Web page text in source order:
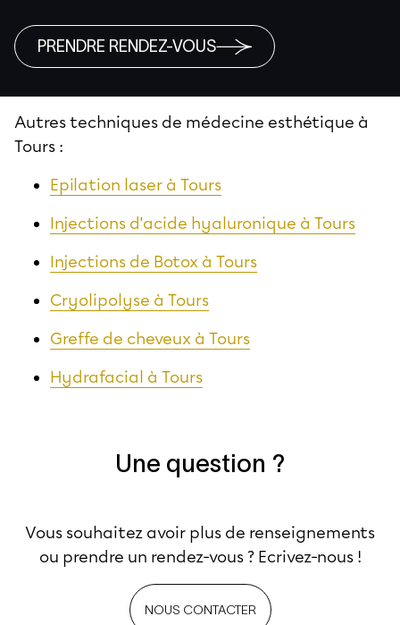
PRENDRE RENDEZ-VOUS
Autres techniques de médecine esthétique à
Tours :
Epilation laser à Tours
Injections d'acide hyaluronique à Tours
Injections de Botox à Tours
Cryolipolyse à Tours
Greffe de cheveux à Tours
Hydrafacial à Tours
Une question ?
Vous souhaitez avoir plus de renseignements
ou prendre un rendez-vous ? Ecrivez-nous !
NOUS CONTACTER